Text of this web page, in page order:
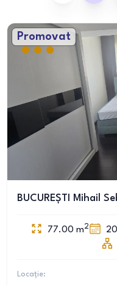
Promovat
BUCUREȘTI Mihail
77.00 m2
Locație: